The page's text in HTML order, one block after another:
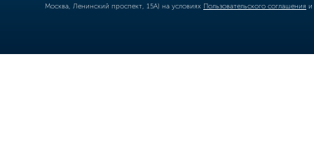
Москва, Ленинский проспект, 15А) на условиях Пользовательского соглашения и